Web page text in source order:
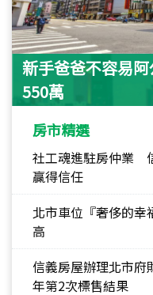
新手爸爸不容易
550萬
房市精選
社工魂進駐房仲業
贏得信任
北市車位『奢侈的幸
高
信義房屋辦理北市
年第2次標售結果